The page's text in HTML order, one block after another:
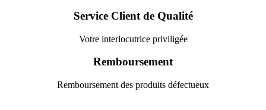
Service Client de Qualité
Votre interlocutrice priviligée
Remboursement
Remboursement des produits défectueux